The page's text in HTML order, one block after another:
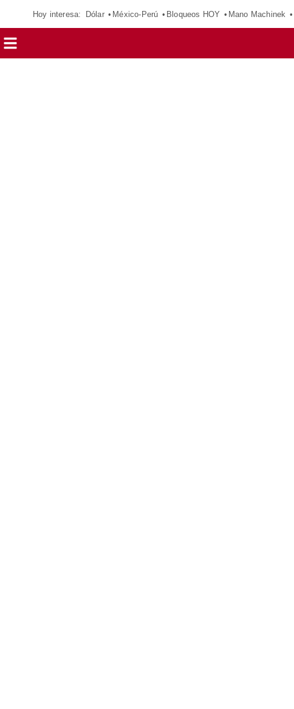
Hoy interesa: Dólar México-Perú Bloqueos HOY Mano Machinek